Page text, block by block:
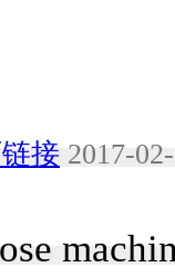
接 2017-